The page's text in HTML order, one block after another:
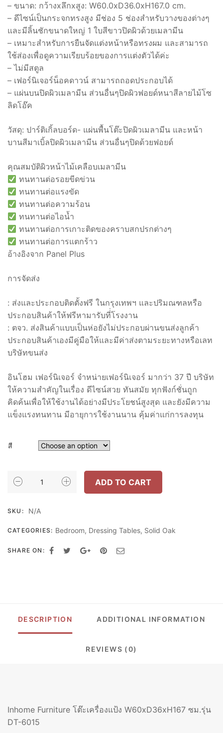
– ขนาด: กว้างxลึกxสูง: W60.0xD36.0xH167.0 cm.
– ดีไซน์เป็นกระจกทรงสูง มีช่อง 5 ช่องสำหรับวางของต่างๆ
และมีลิ้นชักขนาดใหญ่ 1 ใบสีขาวปิดผิวด้วยเมลามีน
– เหมาะสำหรับการยืนจัดแต่งหน้าหรือทรงผม และสามารถ
ใช้ส่องเพื่อดูความเรียบร้อยของการเเต่งตัวได้ค่ะ
– ไม่มีสตูล
– เฟอร์นิเจอร์น็อคดาวน์ สามารถถอดประกอบได้
– แผ่นบนปิดผิวเมลามีน ส่วนอื่นๆปิดผิวฟอยด์หนาสีลายไม้โซ
ลิดโอ๊ค
วัสดุ: ปาร์ติเกิ้ลบอร์ด- แผ่นพื้นโต๊ะปิดผิวเมลามีน และหน้า
บานสีมาเบิ้ลปิดผิวเมลามีน ส่วนอื่นๆปิดด้วยฟอยด์
คุณสมบัติผิวหน้าไม้เคลือบเมลามีน
ทนทานต่อรอยขีดข่วน
ทนทานต่อแรงขัด
ทนทานต่อความร้อน
ทนทานต่อไอน้ำ
ทนทานต่อการเกาะติดของคราบสกปรกต่างๆ
ทนทานต่อการแตกร้าว
อ้างอิงจาก Panel Plus
การจัดส่ง
: ส่งและประกอบติดตั้งฟรี ในกรุงเทพฯ และปริมณฑลหรือ
ประกอบสินค้าให้ฟรีหามารับที่่โรงงาน
: ตจว. ส่งสินค้าแบบเป็นห่อยังไม่ประกอบผ่านขนส่งลูกค้า
ประกอบสินค้าเองมีคู่มือให้และมีค่าส่งตามระยะทางหรือเลท
บริษัทขนส่ง
อินโฮม เฟอร์นิเจอร์ จำหน่ายเฟอร์นิเจอร์ มากว่า 37 ปี บริษัท
ให้ความสำคัญในเรื่อง ดีไซน์สวย ทันสมัย ทุกฟังก์ชั่นถูก
คิดค้นเพื่อให้ใช้งานได้อย่างมีประโยชน์สูงสุด และยังมีความ
แข็งแรงทนทาน มีอายุการใช้งานนาน คุ้มค่าแก่การลงทุน
สี
INHOME
เครื่อง
W60XD36XH167
ซม.รุ่น
ADD TO CART
SKU: N/A
CATEGORIES: Bedroom, Dressing Tables, Solid Oak
SHARE ON:
DESCRIPTION ADDITIONAL INFORMATION
REVIEWS (0)
Inhome Furniture โต๊ะเครื่องแป้ง W60xD36xH167 ซม.รุ่น
DT-6015